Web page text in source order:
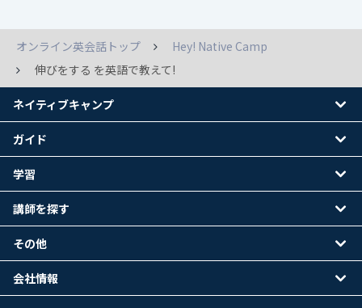
オンライン英会話トップ
Hey! Native Camp
伸びをする を英語で教えて!
ネイティブキャンプ
ガイド
学習
講師を探す
その他
会社情報